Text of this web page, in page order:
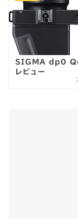
SIGMA dp0
レビュー